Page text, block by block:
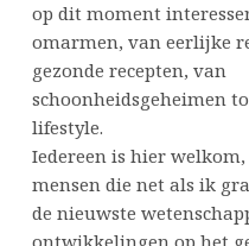
op dit moment
omarmen, van eerlijke
gezonde recepten, van
schoonheidsgeheimen
lifestyle.
Iedereen is hier
mensen die net als ik
de nieuwste
ontwikkelingen op het